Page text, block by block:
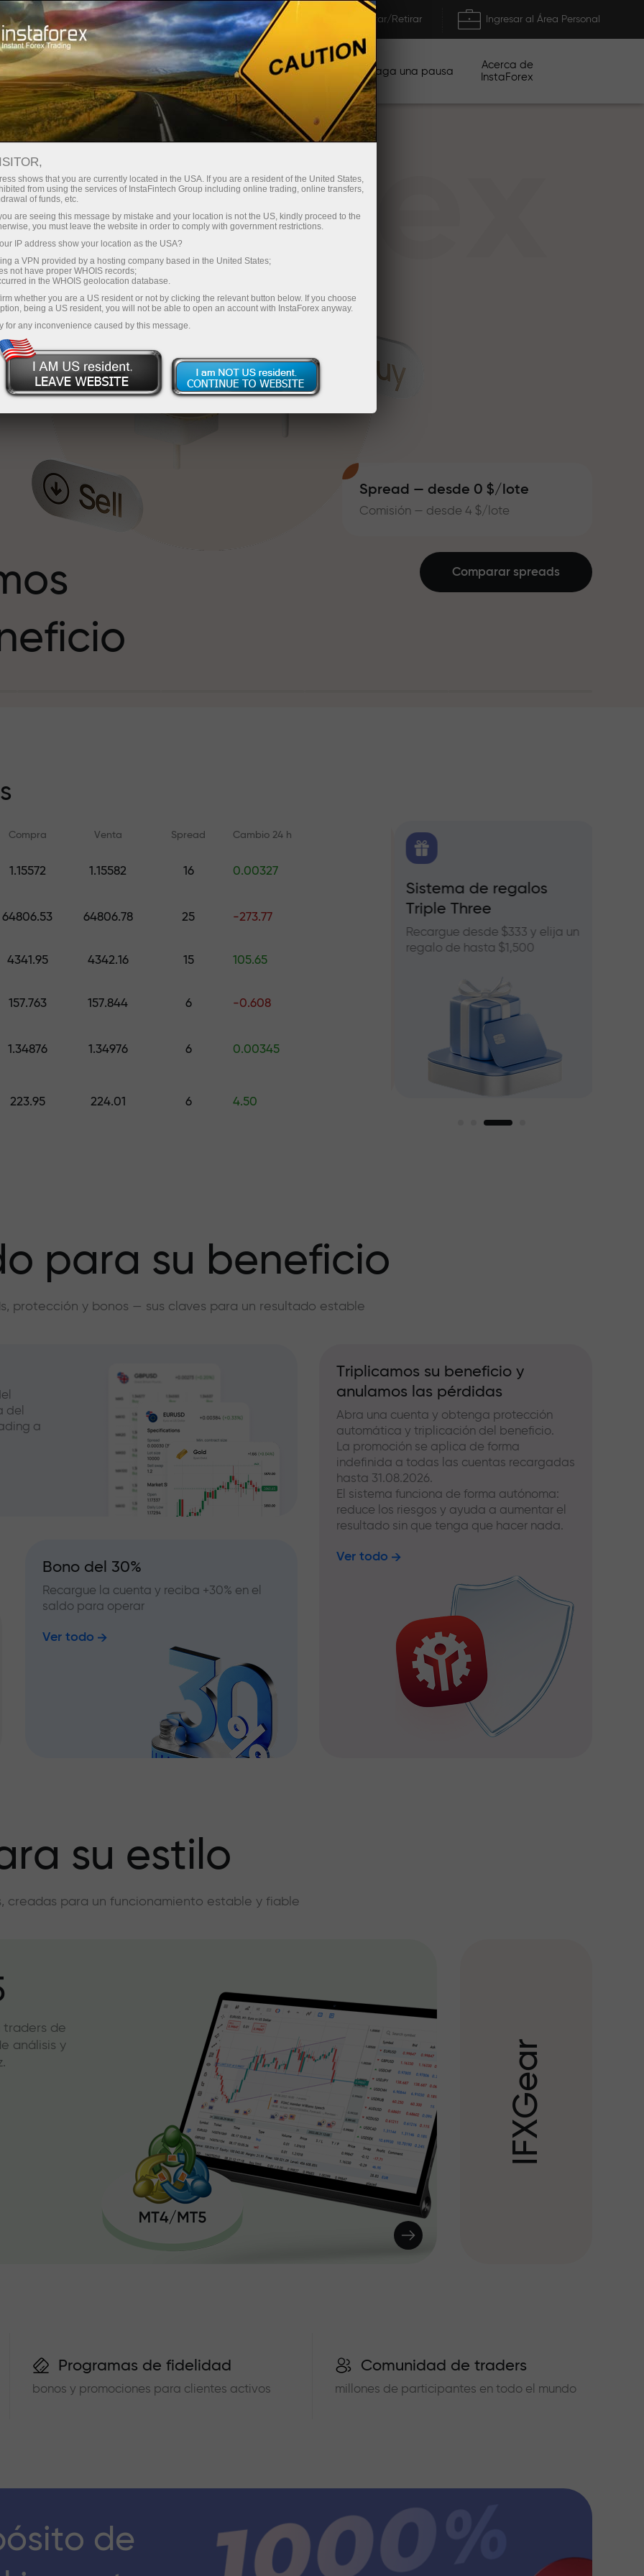
de la cuenta Plataforma comercial Depositar/Retirar Ingresar al Área Personal
Para
Para
Inversionistas
Para Socios Campañas Haga una pausa
Acerca de
InstaForex
Spread — desde 0 $/lote
Comisión — desde 4 $/lote
en la pista
de regalos
— garantizamos
X1000 — el
Comparar spreads
Compra Venta Spread Cambio 24 h
1.15572 1.15582 16 0.00327
64806.53 64806.78 25 -273.77
4341.95 4342.16 15 105.65
157.763 157.844 6 -0.608
1.34876 1.34976 6 0.00345
223.95 224.01 6 4.50
Aprenda a operar desde cero —
Pronósticos diarios de Forex,
Sistema de regalos
Triple Three
Recargue desde $333 y elija un
regalo de hasta $1,500
para su beneficio
protección y bonos — sus claves para un resultado estable
del
a
Bono del 30%
Recargue la cuenta y reciba +30% en el
saldo para operar
Ver todo
Triplicamos su beneficio y
anulamos las pérdidas
Abra una cuenta y obtenga protección
automática y triplicación del beneficio.
La promoción se aplica de forma
indefinida a todas las cuentas recargadas
hasta 31.08.2026.
El sistema funciona de forma autónoma:
reduce los riesgos y ayuda a aumentar el
resultado sin que tenga que hacer nada.
Ver todo
su estilo
creadas para un funcionamiento estable y fiable
traders de
análisis y
I
F
X
G
e
a
r
Programas de fidelidad
bonos y promociones para clientes activos
Comunidad de traders
millones de participantes en todo el mundo
de
shows that you are currently located in the USA. If you are a resident of the United States,
from using the services of InstaFintech Group including online trading, online transfers,
of funds, etc.
are seeing this message by mistake and your location is not the US, kindly proceed to the
you must leave the website in order to comply with government restrictions.
IP address show your location as the USA?
a VPN provided by a hosting company based in the United States;
not have proper WHOIS records;
in the WHOIS geolocation database.
whether you are a US resident or not by clicking the relevant button below. If you choose
being a US resident, you will not be able to open an account with InstaForex anyway.
for any inconvenience caused by this message.